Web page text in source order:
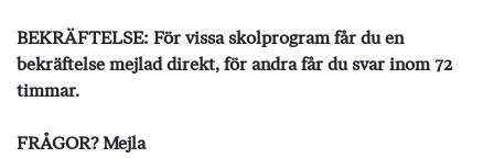
BEKRÄFTELSE: För vissa skolprogram får du en
bekräftelse mejlad direkt, för andra får du svar inom 72
timmar.
FRÅGOR? Mejla